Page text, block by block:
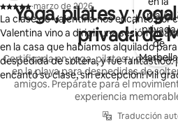
Yoga, pilates y
privada de
Certificada en yoga, pilates y
en la playa para despedidas de
amigos. Prepárate para el
experiencia
Traducción
,
·marzo de 2026
La clase de Valentina nos encantó por
Valentina vino a dirigir una sesión
en la casa que habíamos alquilado
despedida de soltera, y fue fantástico:
encantó su clase, sin excepción! Mil
todo, realmente disfrutamos mucho de
momento, nos fuimos sintiéndonos
relajados y es algo que recordaremos